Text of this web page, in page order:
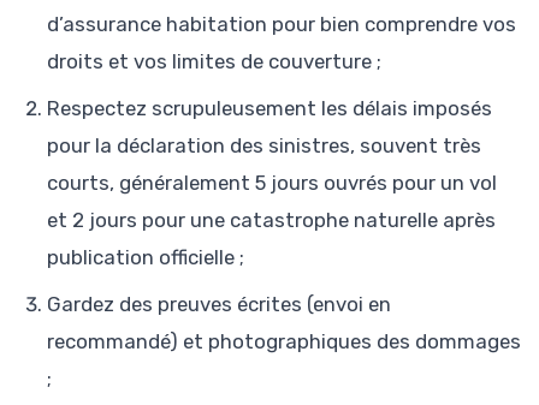
d’assurance habitation pour bien comprendre vos
droits et vos limites de couverture ;
Respectez scrupuleusement les délais imposés
pour la déclaration des sinistres, souvent très
courts, généralement 5 jours ouvrés pour un vol
et 2 jours pour une catastrophe naturelle après
publication officielle ;
Gardez des preuves écrites (envoi en
recommandé) et photographiques des dommages
;